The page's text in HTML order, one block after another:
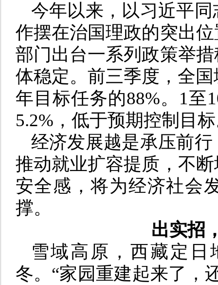
今年以来，以习近平
作摆在治国理政的突出
部门出台一系列政策举
体稳定。前三季度，全
年目标任务的88%。1至
5.2%，低于预期控制目
经济发展越是承压前
推动就业扩容提质，不
安全感，将为经济社会
撑。
出实招
雪域高原，西藏定
冬。“家园重建起来了，